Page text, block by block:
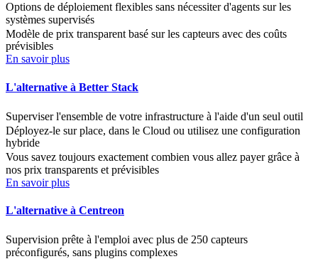
Options de déploiement flexibles sans nécessiter d'agents sur les
systèmes supervisés
Modèle de prix transparent basé sur les capteurs avec des coûts
prévisibles
En savoir plus
L'alternative à Better Stack
Superviser l'ensemble de votre infrastructure à l'aide d'un seul outil
Déployez-le sur place, dans le Cloud ou utilisez une configuration
hybride
Vous savez toujours exactement combien vous allez payer grâce à
nos prix transparents et prévisibles
En savoir plus
L'alternative à Centreon
Supervision prête à l'emploi avec plus de 250 capteurs
préconfigurés, sans plugins complexes